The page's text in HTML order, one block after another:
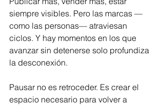
siempre visibles. Pero las marcas —
como las personas— atraviesan
ciclos. Y hay momentos en los que
avanzar sin detenerse solo profundiza
la desconexión.
Pausar no es retroceder. Es crear el
espacio necesario para volver a